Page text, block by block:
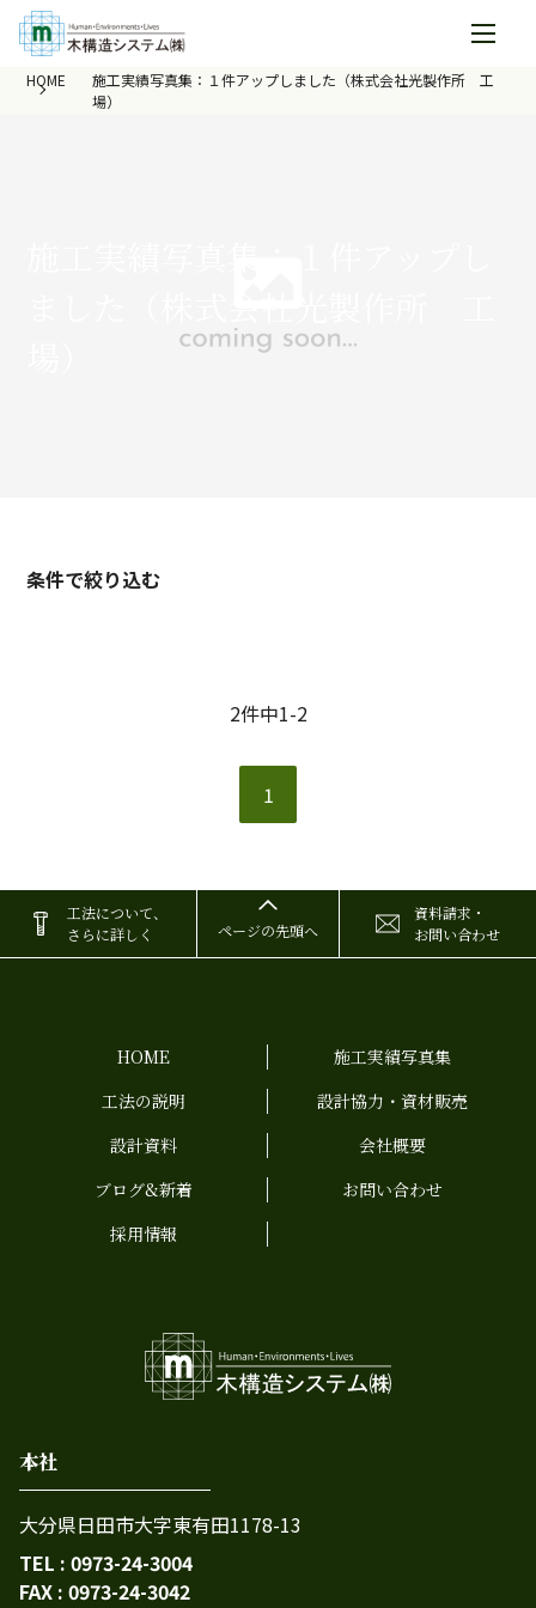
HOME
施工実績写真集：１件アップしました（株式会社光製作所 工
場）
条件で絞り込む
2件中1-2
1
工法について、
さらに詳しく
ページの先頭へ
資料請求・
お問い合わせ
HOME
施工実績写真集
工法の説明
設計協力・資材販売
設計資料
会社概要
ブログ&新着
お問い合わせ
採用情報
本社
大分県日田市大字東有田1178-13
TEL : 0973-24-3004
FAX : 0973-24-3042